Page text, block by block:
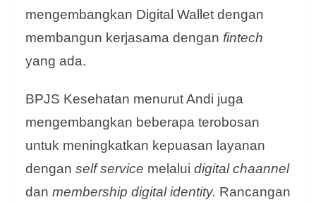
mengembangkan Digital Wallet dengan
membangun kerjasama dengan fintech
yang ada.
BPJS Kesehatan menurut Andi juga
mengembangkan beberapa terobosan
untuk meningkatkan kepuasan layanan
dengan self service melalui digital chaannel
dan membership digital identity. Rancangan